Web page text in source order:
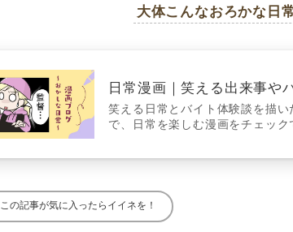
大体こんなおろかな日
日常漫画｜笑える出来事や
笑える日常とバイト体験談を描
で、日常を楽しむ漫画をチェック
この記事が気に入ったらイイネを！